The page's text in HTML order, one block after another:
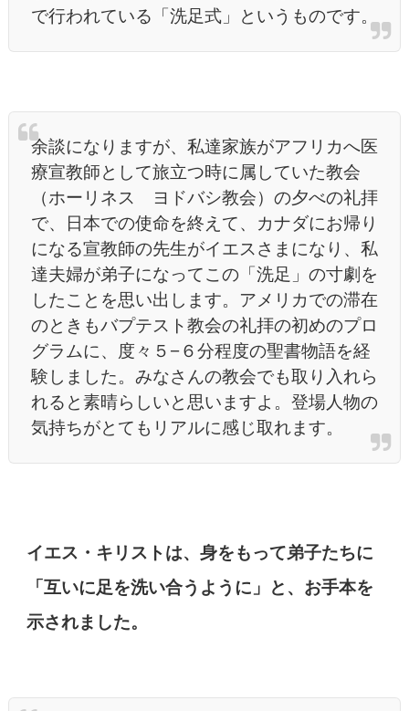
で行われている「洗足式」というものです。
余談になりますが、私達家族がアフリカへ医
療宣教師として旅立つ時に属していた教会
（ホーリネス ヨドバシ教会）の夕べの礼拝
で、日本での使命を終えて、カナダにお帰り
になる宣教師の先生がイエスさまになり、私
達夫婦が弟子になってこの「洗足」の寸劇を
したことを思い出します。アメリカでの滞在
のときもバプテスト教会の礼拝の初めのプロ
グラムに、度々５−６分程度の聖書物語を経
験しました。みなさんの教会でも取り入れら
れると素晴らしいと思いますよ。登場人物の
気持ちがとてもリアルに感じ取れます。
イエス・キリストは、身をもって弟子たちに
「互いに足を洗い合うように」と、お手本を
示されました。